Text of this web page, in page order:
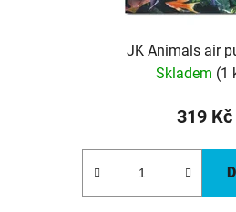
JK Animals air
Skladem (1
319 Kč